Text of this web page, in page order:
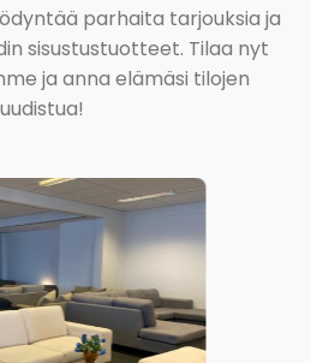
parhaita tarjouksia ja
sisustustuotteet. Tilaa nyt
ja anna elämäsi tilojen
uudistua!